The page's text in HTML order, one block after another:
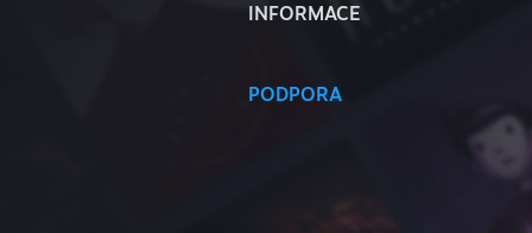
INFORMACE
PODPORA